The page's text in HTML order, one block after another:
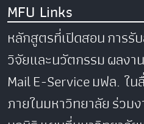
MFU Links
หลักสูตรที่เปิดสอนการรั
วิจัยและนวัตกรรมผลงา
MailE-Serviceมฟล. ใน
ภายในมหาวิทยาลัยร่วม